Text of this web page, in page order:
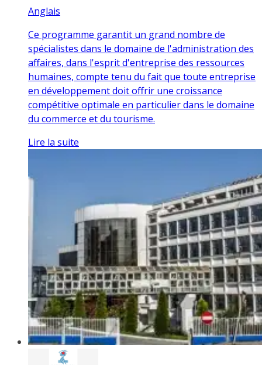
Anglais
Ce programme garantit un grand nombre de
spécialistes dans le domaine de l'administration des
affaires, dans l'esprit d'entreprise des ressources
humaines, compte tenu du fait que toute entreprise
en développement doit offrir une croissance
compétitive optimale en particulier dans le domaine
du commerce et du tourisme.
Lire la suite